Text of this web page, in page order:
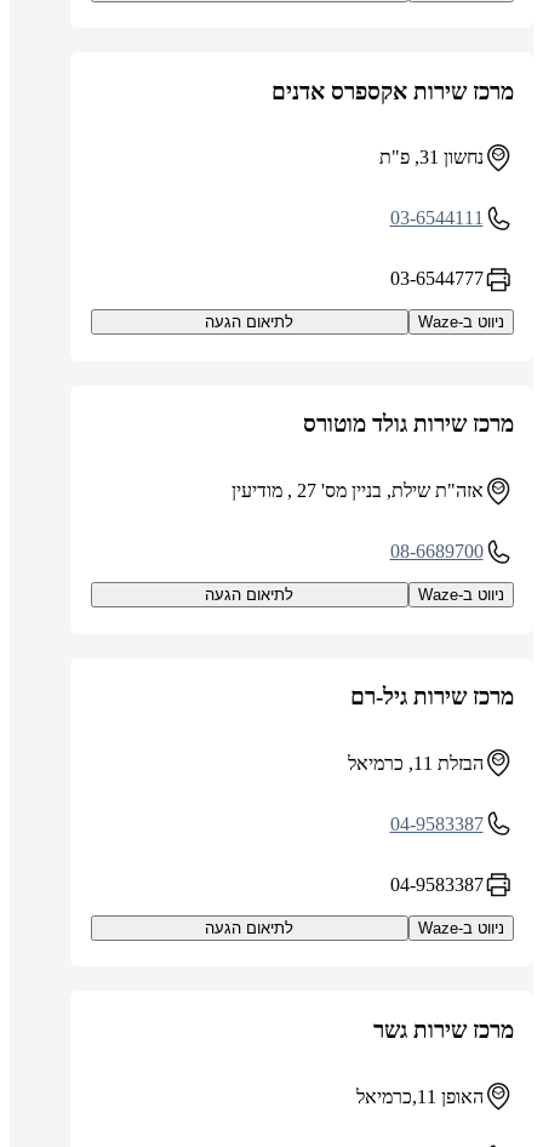
מרכז שירות אקספרס אדנים
נחשון 31, פ"ת
03-6544111
03-6544777
ניווט ב-Waze לתיאום הגעה
מרכז שירות גולד מוטורס
אזה"ת שילת, בניין מס' 27 , מודיעין
08-6689700
ניווט ב-Waze לתיאום הגעה
מרכז שירות גיל-רם
הבזלת 11, כרמיאל
04-9583387
04-9583387
ניווט ב-Waze לתיאום הגעה
מרכז שירות גשר
האופן 11,כרמיאל